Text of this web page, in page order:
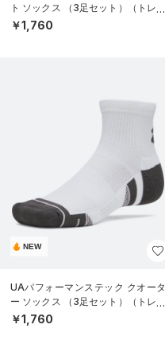
ト ソックス （3足セット）（トレー
ニング/UNISEX）
￥1,760
NEW
UAパフォーマンステック クオータ
ー ソックス （3足セット）（トレー
ニング/UNISEX）
￥1,760